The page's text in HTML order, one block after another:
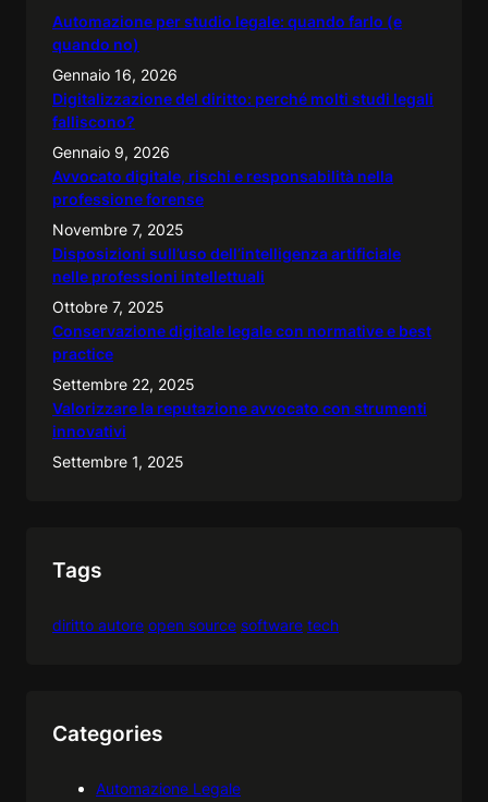
Automazione per studio legale: quando farlo (e
quando no)
Gennaio 16, 2026
Digitalizzazione del diritto: perché molti studi legali
falliscono?
Gennaio 9, 2026
Avvocato digitale, rischi e responsabilità nella
professione forense
Novembre 7, 2025
Disposizioni sull’uso dell’intelligenza artificiale
nelle professioni intellettuali
Ottobre 7, 2025
Conservazione digitale legale con normative e best
practice
Settembre 22, 2025
Valorizzare la reputazione avvocato con strumenti
innovativi
Settembre 1, 2025
Tags
diritto autore open source software tech
Categories
Automazione Legale